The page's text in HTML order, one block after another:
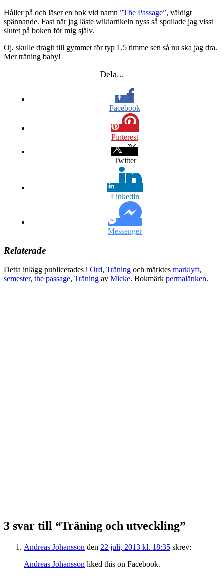
Håller på och läser en bok vid namn ”The Passage”, väldigt
spännande. Fast när jag läste wikiartikeln nyss så spoilade jag visst
slutet på boken för mig själv.
Oj, skulle dragit till gymmet för typ 1,5 timme sen så nu ska jag dra.
Mer träning baby!
Dela...
Facebook
Pinterest
Twitter
Linkedin
Messenger
Relaterade
Detta inlägg publicerades i Ord, Träning och märktes marklyft,
semester, the passage, Träning av Micke. Bokmärk permalänken.
3 svar till “Träning och utveckling”
Andreas Johansson den 22 juli, 2013 kl. 18:35 skrev:
Andreas Johansson liked this on Facebook.